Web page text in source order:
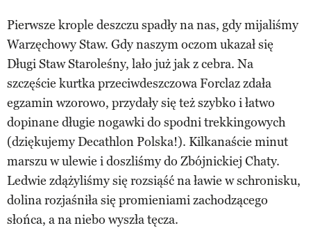
Pierwsze krople deszczu spadły na nas, gdy mijaliśmy
Warzęchowy Staw. Gdy naszym oczom ukazał się
Długi Staw Staroleśny, lało już jak z cebra. Na
szczęście kurtka przeciwdeszczowa Forclaz zdała
egzamin wzorowo, przydały się też szybko i łatwo
dopinane długie nogawki do spodni trekkingowych
(dziękujemy Decathlon Polska!). Kilkanaście minut
marszu w ulewie i doszliśmy do Zbójnickiej Chaty.
Ledwie zdążyliśmy się rozsiąść na ławie w schronisku,
dolina rozjaśniła się promieniami zachodzącego
słońca, a na niebo wyszła tęcza.